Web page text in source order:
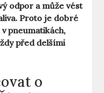
odpor a může vést
Proto je dobré
pneumatikách,
před delšími
o